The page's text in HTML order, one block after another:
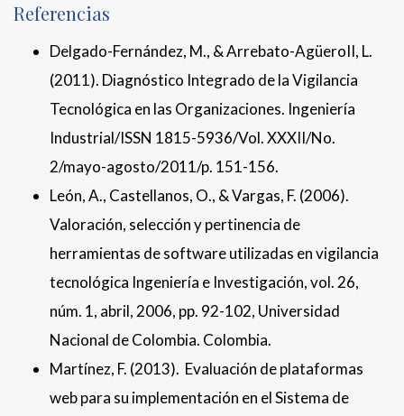
Referencias
Delgado-Fernández, M., & Arrebato-AgüeroII, L.
(2011). Diagnóstico Integrado de la Vigilancia
Tecnológica en las Organizaciones. Ingeniería
Industrial/ISSN 1815-5936/Vol. XXXII/No.
2/mayo-agosto/2011/p. 151-156.
León, A., Castellanos, O., & Vargas, F. (2006).
Valoración, selección y pertinencia de
herramientas de software utilizadas en vigilancia
tecnológica Ingeniería e Investigación, vol. 26,
núm. 1, abril, 2006, pp. 92-102, Universidad
Nacional de Colombia. Colombia.
Martínez, F. (2013). Evaluación de plataformas
web para su implementación en el Sistema de